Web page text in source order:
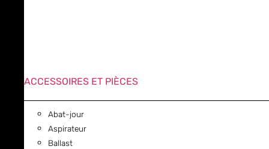
ACCESSOIRES ET PIÈCES
Abat-jour
Aspirateur
Ballast